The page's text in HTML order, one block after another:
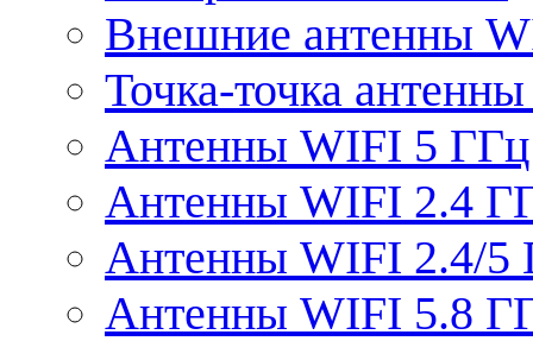
Внешние антенны
Точка-точка
Антенны WIFI 5 ГГц
Антенны WIFI 2.4
Антенны WIFI 2.4/5
Антенны WIFI 5.8